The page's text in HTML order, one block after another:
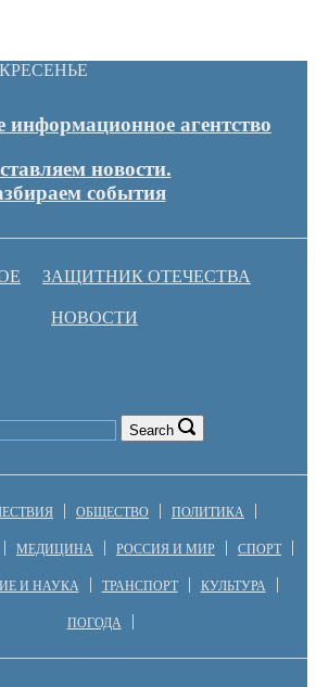
информационное агентство
новости.
события
ЗАЩИТНИК ОТЕЧЕСТВА
НОВОСТИ
Search
ОБЩЕСТВО ПОЛИТИКА
МЕДИЦИНА РОССИЯ И МИР СПОРТ
И НАУКА ТРАНСПОРТ КУЛЬТУРА
ПОГОДА